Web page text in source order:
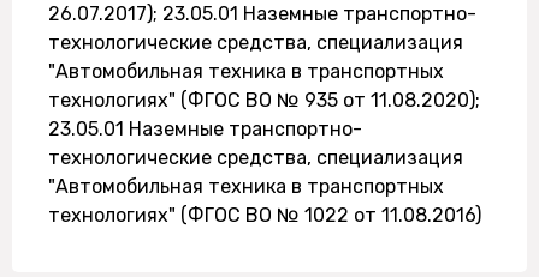
26.07.2017); 23.05.01 Наземные транспортно-
технологические средства, специализация
"Автомобильная техника в транспортных
технологиях" (ФГОС ВО № 935 от 11.08.2020);
23.05.01 Наземные транспортно-
технологические средства, специализация
"Автомобильная техника в транспортных
технологиях" (ФГОС ВО № 1022 от 11.08.2016)